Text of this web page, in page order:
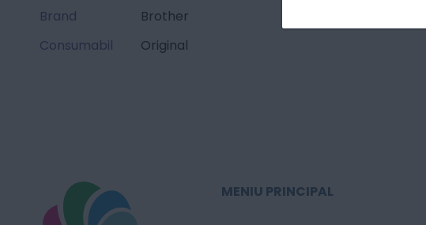
Brand
Brother
Consumabil
Original
MENIU PRINCIPAL